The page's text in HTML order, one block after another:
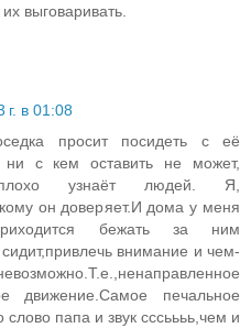
выговаривать.
г. в 01:08
просит посидеть с её
с кем оставить не может,
узнаёт людей. Я,
он доверяет.И дома у меня
бежать за ним
внимание и чем-
движение.Самое печальное
слово папа и звук сссьььь,чем и